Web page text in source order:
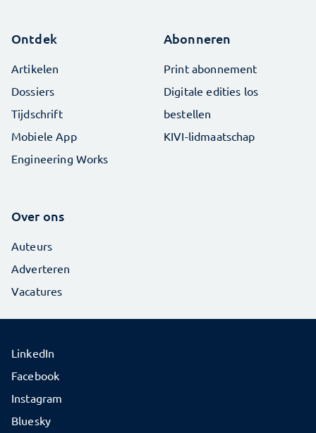
Ontdek
Artikelen
Dossiers
Tijdschrift
Mobiele App
Engineering Works
Abonneren
Print abonnement
Digitale edities los
bestellen
KIVI-lidmaatschap
Over ons
Auteurs
Adverteren
Vacatures
LinkedIn
Facebook
Instagram
Bluesky